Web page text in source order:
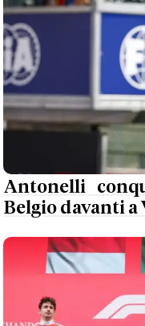
Antonelli
Belgio davanti a